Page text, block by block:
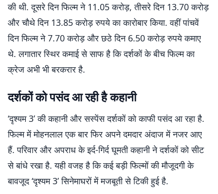
की थी. दूसरे दिन फिल्म ने 11.05 करोड़, तीसरे दिन 13.70 करोड़
और चौथे दिन 13.85 करोड़ रुपये का कारोबार किया. वहीं पांचवें
दिन फिल्म ने 7.70 करोड़ और छठे दिन 6.50 करोड़ रुपये कमाए
थे. लगातार स्थिर कमाई से साफ है कि दर्शकों के बीच फिल्म का
क्रेज अभी भी बरकरार है.
दर्शकों को पसंद आ रही है कहानी
‘दृश्यम 3’ की कहानी और सस्पेंस दर्शकों को काफी पसंद आ रहा है.
फिल्म में मोहनलाल एक बार फिर अपने दमदार अंदाज में नजर आए
हैं. परिवार और अपराध के इर्द-गिर्द घूमती कहानी ने दर्शकों को सीट
से बांधे रखा है. यही वजह है कि कई बड़ी फिल्मों की मौजूदगी के
बावजूद ‘दृश्यम 3’ सिनेमाघरों में मजबूती से टिकी हुई है.